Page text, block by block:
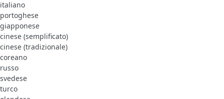
italiano
portoghese
giapponese
cinese (semplificato)
cinese (tradizionale)
coreano
russo
svedese
turco